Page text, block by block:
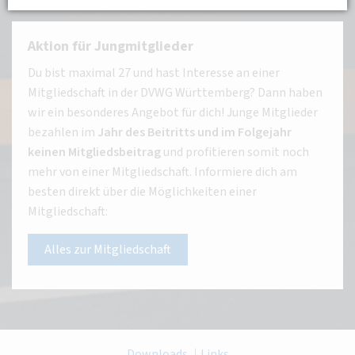
Aktion für Jungmitglieder
Du bist maximal 27 und hast Interesse an einer
Mitgliedschaft in der DVWG Württemberg? Dann haben
wir ein besonderes Angebot für dich! Junge Mitglieder
bezahlen im Jahr des Beitritts und im Folgejahr
keinen Mitgliedsbeitragund profitieren somit noch
mehr von einer Mitgliedschaft. Informiere dich am
besten direkt über die Möglichkeiten einer
Mitgliedschaft:
Alles zur Mitgliedschaft